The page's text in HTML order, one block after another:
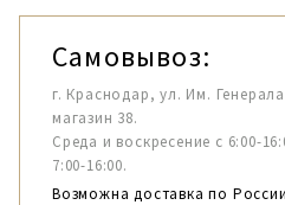
Самовывоз:
г. Краснодар, ул. Им.
магазин 38.
Среда и воскресение с 6:00-
7:00-16:00.
Возможна доставка по